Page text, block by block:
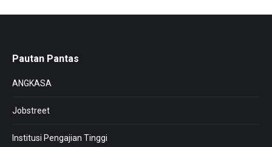
Pautan Pantas
ANGKASA
Jobstreet
Institusi Pengajian Tinggi